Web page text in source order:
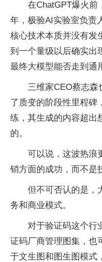
在ChatGPT爆火前
年，极验AI实验室负责
核心技术本质并没有发
到一个量级以后确实出
最终大模型能否走到通
三维家CEO蔡志森
了质变的阶段性里程碑
练，其生成的内容超出
的。
可以说，这波热浪
销方面的成功，而不是
但不可否认的是，
务和商业模式。
对于验证码这个行
证码厂商管理图集，也
于文生图和图生图模式